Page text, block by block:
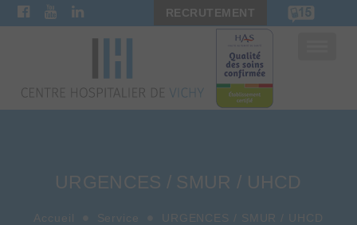
RECRUTEMENT
URGENCES / SMUR / UHCD
Accueil Service URGENCES / SMUR / UHCD